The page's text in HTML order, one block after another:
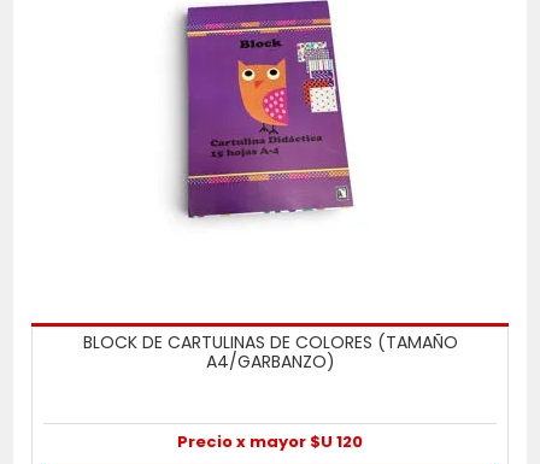
BLOCK DE CARTULINAS DE COLORES (TAMAÑO
A4/GARBANZO)
Precio x mayor $U 120